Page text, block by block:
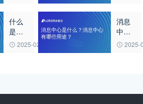
何搭
建？
能与
应用
什么
是消
息中
框架
2025-02-27
消息
中心
是什
些用
2025-